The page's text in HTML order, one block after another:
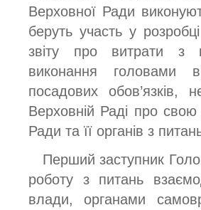
Верховної Ради
беруть участь у
звіту про витрати з
виконання головами
посадових
Верховній Раді про свою
Ради та її органів з
Перший заступник
роботу з питань
влади, органами